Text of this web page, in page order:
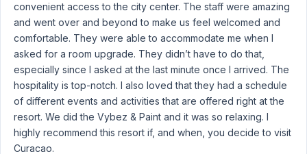
convenient access to the city center. The staff were amazing
and went over and beyond to make us feel welcomed and
comfortable. They were able to accommodate me when I
asked for a room upgrade. They didn’t have to do that,
especially since I asked at the last minute once I arrived. The
hospitality is top-notch. I also loved that they had a schedule
of different events and activities that are offered right at the
resort. We did the Vybez & Paint and it was so relaxing. I
highly recommend this resort if, and when, you decide to visit
Curacao.